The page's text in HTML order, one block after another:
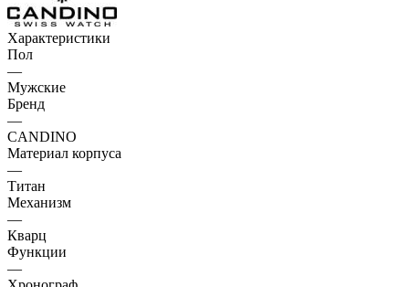
Характеристики
Пол
—
Мужские
Бренд
—
CANDINO
Материал корпуса
—
Титан
Механизм
—
Кварц
Функции
—